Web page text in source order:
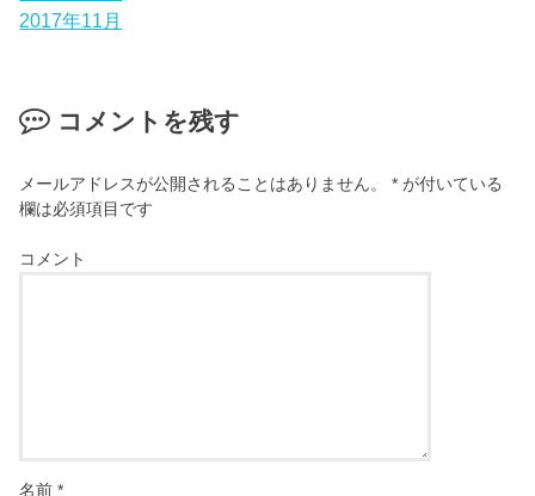
2017年11月
コメントを残す
メールアドレスが公開されることはありません。 * が付いている
欄は必須項目です
コメント
名前*